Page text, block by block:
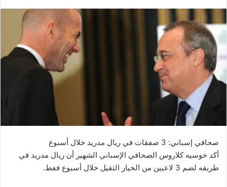
صحافي إسباني: 3 صفقات في ريال مدريد خلال أسبوع
أكد خوسيه كلاروس الصحافي الإسباني الشهير أن ريال مدريد في
طريقه لضم 3 لاعبين من الخيار الثقيل خلال أسبوع فقط.